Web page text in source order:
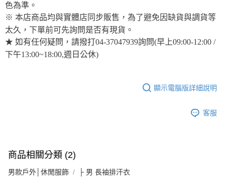
色為準。
※ 本店商品均與實體店同步販售，為了避免因缺貨與調貨等
太久，下單前可先詢問是否有現貨。
★ 如有任何疑問，請撥打04-37047939詢問(早上09:00-12:00 /
下午13:00~18:00,週日公休)
顯示電腦版詳細說明
客服
商品相關分類 (2)
男款戶外│休閒服飾 ├ 男 長袖排汗衣